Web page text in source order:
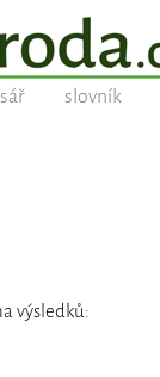
slovník
výsledků: